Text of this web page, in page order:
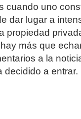
cuando uno
dar lugar a
propiedad
más que
a la
decidido a entrar.